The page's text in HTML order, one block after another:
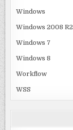
Windows
Windows 2008 R2
Windows 7
Windows 8
Workflow
WSS